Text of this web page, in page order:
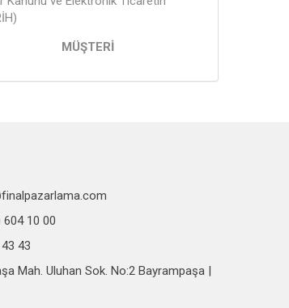
10 00
43
Mah. Uluhan Sok. No:2 Bayrampaşa |